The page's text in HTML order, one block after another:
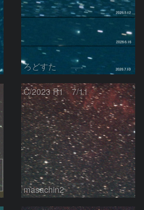
ろどすた
C/2023 R1 7/11
masachin2